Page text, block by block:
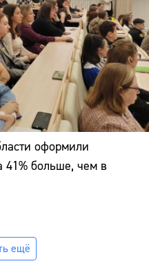
оформили
41% больше, чем в
ещё